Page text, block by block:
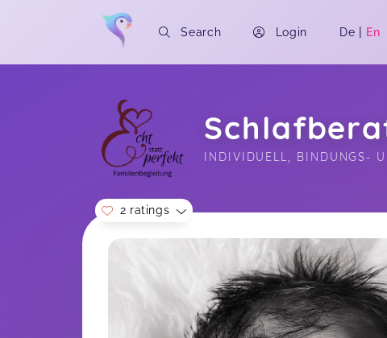
Search Login De | En
INDIVIDUELL, BINDUNGS-
Soon you will learn more about me here...
2 ratings